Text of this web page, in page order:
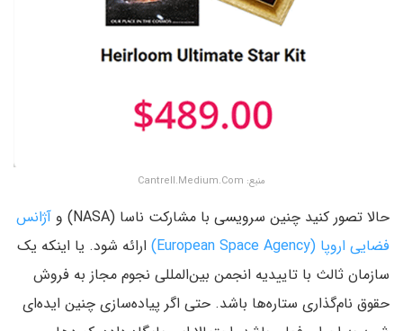
منبع: Cantrell.Medium.Com
حالا تصور کنید چنین سرویسی با مشارکت ناسا (NASA) و
آژانس
فضایی اروپا (European Space Agency)
ارائه شود. یا اینکه یک
سازمان ثالث با تاییدیه انجمن بین‌المللی نجوم مجاز به فروش
حقوق نام‌گذاری ستاره‌ها باشد. حتی اگر پیاده‌سازی چنین ایده‌ای